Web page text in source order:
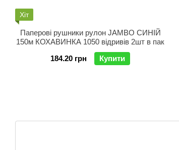
Хіт
Паперові рушники рулон JAMBO СИНІЙ
150м КОХАВИНКА 1050 відривів 2шт в пак
184.20 грн
Купити